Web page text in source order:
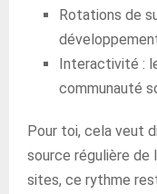
Rotations de
Interactivité :
communauté
Pour toi, cela veut
source régulière de
sites, ce rythme